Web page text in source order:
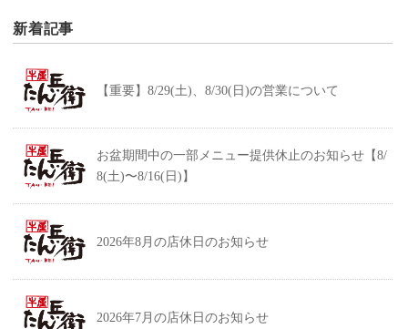
新着記事
【重要】8/29(土)、8/30(日)の営業について
お盆期間中の一部メニュー提供休止のお知らせ【8/
8(土)〜8/16(日)】
2026年8月の店休日のお知らせ
2026年7月の店休日のお知らせ